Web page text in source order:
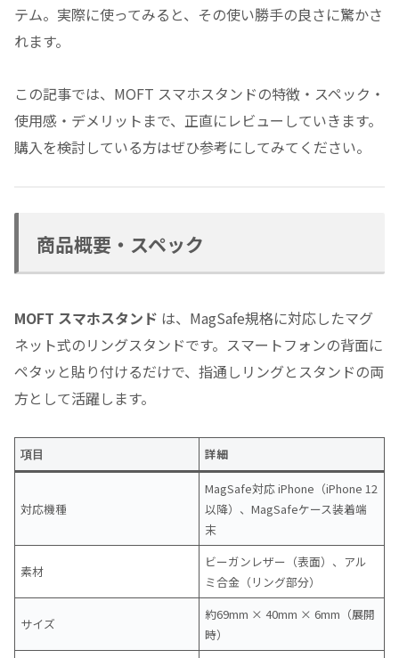
テム。実際に使ってみると、その使い勝手の良さに驚かさ
れます。
この記事では、MOFT スマホスタンドの特徴・スペック・
使用感・デメリットまで、正直にレビューしていきます。
購入を検討している方はぜひ参考にしてみてください。
商品概要・スペック
MOFT スマホスタンド は、MagSafe規格に対応したマグ
ネット式のリングスタンドです。スマートフォンの背面に
ペタッと貼り付けるだけで、指通しリングとスタンドの両
方として活躍します。
項目 詳細
対応機種
MagSafe対応 iPhone（iPhone 12
以降）、MagSafeケース装着端
末
素材
ビーガンレザー（表面）、アル
ミ合金（リング部分）
サイズ
約69mm × 40mm × 6mm（展開
時）